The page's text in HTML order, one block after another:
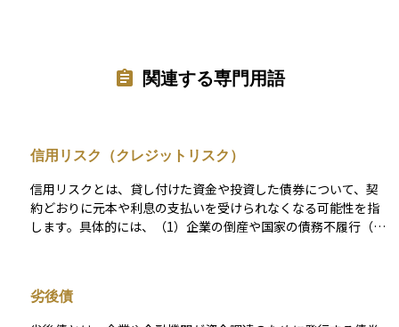
関連する専門用語
信用リスク（クレジットリスク）
信用リスクとは、貸し付けた資金や投資した債券について、契
約どおりに元本や利息の支払いを受けられなくなる可能性を指
します。具体的には、（1）企業の倒産や国家の債務不履行（い
益の減少につながるため、信用リスクの管理は債券投資の基礎
として非常に重要です。 この信用リスクを定量的に評価する手
劣後債